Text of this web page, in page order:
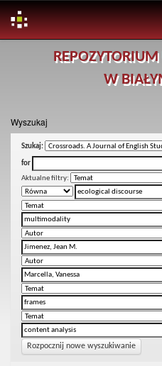
W
Wyszukaj
Szukaj:
for
Aktualne filtry:
Rozpocznij nowe wyszukiwanie